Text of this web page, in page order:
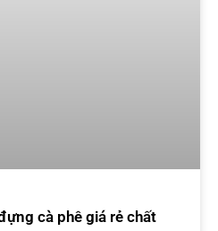
cà phê giá rẻ chất